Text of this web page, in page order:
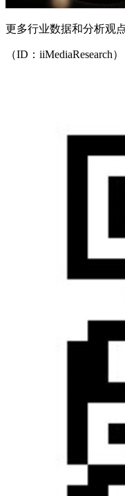
更多行业数据和分析观
（ID：iiMediaResearch）